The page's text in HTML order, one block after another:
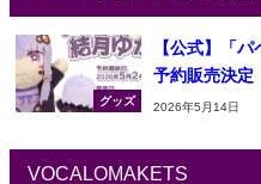
グッズ
【公式】「
予約販売決定
2026年5月14日
VOCALOMAKETS